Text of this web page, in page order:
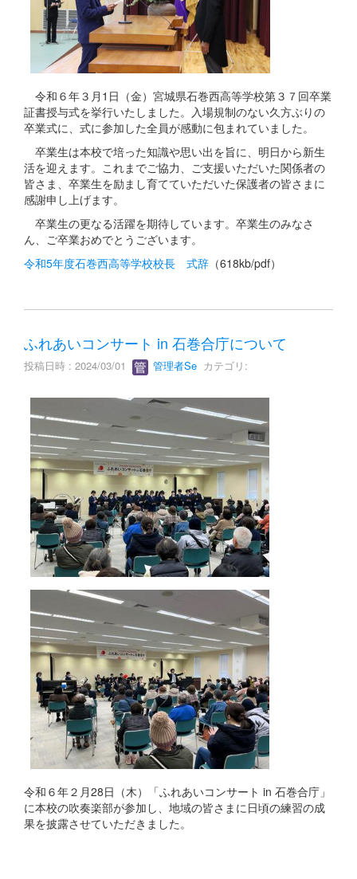
令和６年３月1日（金）宮城県石巻西高等学校第３７回卒業
証書授与式を挙行いたしました。入場規制のない久方ぶりの
卒業式に、式に参加した全員が感動に包まれていました。
卒業生は本校で培った知識や思い出を旨に、明日から新生
活を迎えます。これまでご協力、ご支援いただいた関係者の
皆さま、卒業生を励まし育てていただいた保護者の皆さまに
感謝申し上げます。
卒業生の更なる活躍を期待しています。卒業生のみなさ
ん、ご卒業おめでとうございます。
令和5年度石巻西高等学校校長 式辞 （618kb/pdf）
ふれあいコンサート in 石巻合庁について
投稿日時 : 2024/03/01 管理者Se カテゴリ:
令和６年２月28日（木）「ふれあいコンサート in 石巻合庁」
に本校の吹奏楽部が参加し、地域の皆さまに日頃の練習の成
果を披露させていただきました。